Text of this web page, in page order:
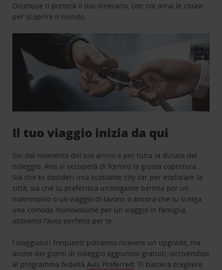
Ovunque ti porterà il tuo itinerario, con noi avrai le chiavi
per scoprire il mondo.
Il tuo viaggio inizia da qui
Sin dal momento del tuo arrivo e per tutta la durata del
noleggio, Avis si occuperà di fornirti la giusta copertura.
Sia che tu desideri una scattante city car per esplorare la
città, sia che tu preferisca un’elegante berlina per un
matrimonio o un viaggio di lavoro, o ancora che tu scelga
una comoda monovolume per un viaggio in famiglia,
abbiamo l’auto perfetta per te.
I viaggiatori frequenti potranno ricevere un upgrade, ma
anche dei giorni di noleggio aggiuntivi gratuiti, iscrivendosi
al programma fedeltàAvis Preferred. Ti basterà scegliere